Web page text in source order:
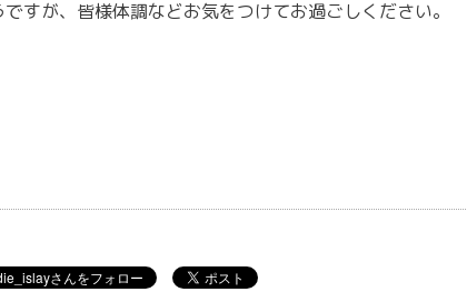
すが、皆様体調などお気をつけてお過ごしください。